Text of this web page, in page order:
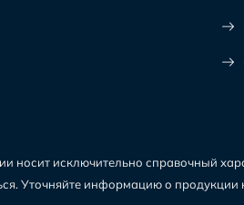
носит исключительно справочный
Уточняйте информацию о